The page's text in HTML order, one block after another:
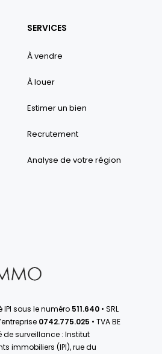
SERVICES
À vendre
À louer
Estimer un bien
Recrutement
Analyse de votre région
sous le numéro 511.640 • SRL
0742.775.025 • TVA BE
de surveillance : Institut
immobiliers (IPI), rue du